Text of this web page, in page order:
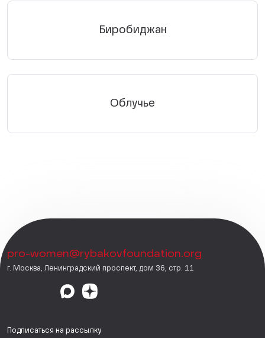
Биробиджан
Облучье
pro-women@rybakovfoundation.org
г. Москва, Ленинградский проспект, дом 36, стр. 11
Подписаться на рассылку